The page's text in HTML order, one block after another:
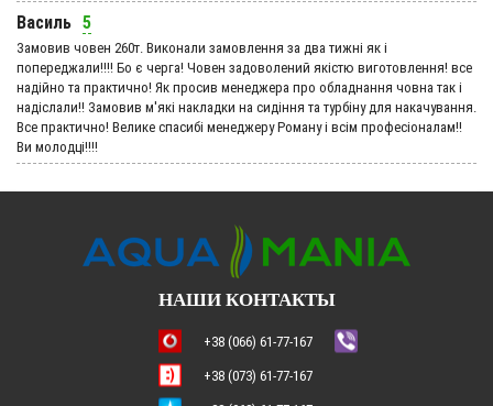
Василь 5
Замовив човен 260т. Виконали замовлення за два тижні як і
попереджали!!!! Бо є черга! Човен задоволений якістю виготовлення! все
надійно та практично! Як просив менеджера про обладнання човна так і
надіслали!! Замовив м'які накладки на сидіння та турбіну для накачування.
Все практично! Велике спасибі менеджеру Роману і всім професіоналам!!
Ви молодці!!!!
НАШИ КОНТАКТЫ
+38 (066) 61-77-167
+38 (073) 61-77-167